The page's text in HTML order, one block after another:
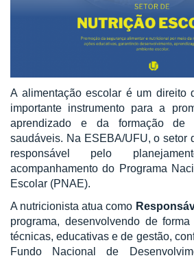
A alimentação escolar é um direito
importante instrumento para a
aprendizado e da formação de
saudáveis. Na ESEBA/UFU, o setor
responsável pelo
acompanhamento do Programa
Escolar (PNAE).
A nutricionista atua como
programa, desenvolvendo de
técnicas, educativas e de gestão,
Fundo Nacional de